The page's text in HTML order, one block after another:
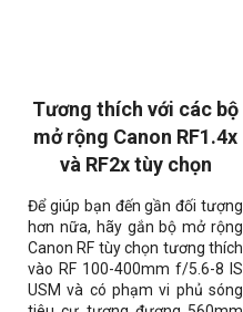
Tương thích với các bộ
mở rộng Canon RF1.4x
và RF2x tùy chọn
Để giúp bạn đến gần đối tượng
hơn nữa, hãy gắn bộ mở rộng
Canon RF tùy chọn tương thích
vào RF 100-400mm f/5.6-8 IS
USM và có phạm vi phủ sóng